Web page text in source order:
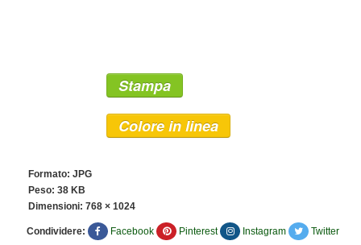
Stampa
Colore in linea
Formato: JPG
Peso: 38 KB
Dimensioni: 768 × 1024
Condividere: Facebook Pinterest Instagram Twitter